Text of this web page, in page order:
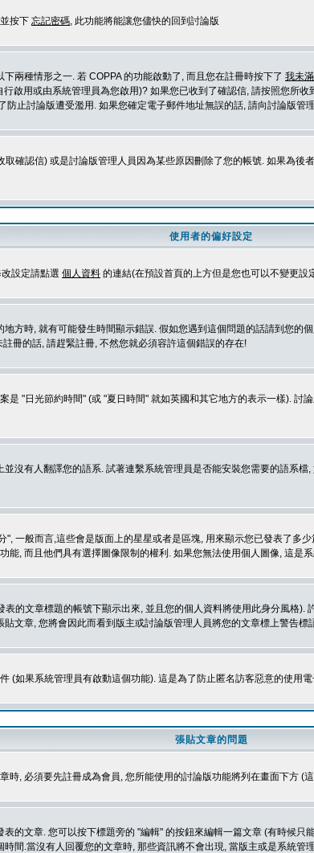
按下 忘記密碼, 此功能將能讓您儘快的回到討論版
兩種情形之一. 若 COPPA 的功能啟動了, 而且您在註冊時按下了 我未
啟用或由系統管理員為您啟用)? 如果您已收到了確認信, 請按照您所
止討論版遭受濫用. 如果您確定電子郵件地址無誤的話, 請向討論版管
確認信) 或是討論版管理人員因為某些原因刪除了您的帳號. 如果為
使用者的偏好設定
設定請點選 個人資料 的連結(在預設首頁的上方但是您也可以不變更設
方時, 就有可能發生時間顯示錯誤. 假如您遇到這個問題的話請到您
冊的話, 請趕緊註冊, 不然您就必須容許這個錯誤的存在!
"日光節約時間" (或 "夏日時間" 就如英國和其它地方的表示一樣).
沒有人翻譯您的語系. 試著連繫系統管理員是否能安裝您需要的語系
一般而言,這些會是版面上的星星或者是區塊, 用來顯示您已發表了多
能, 而且他們具有選擇圖像限制的權利. 如果您無法使用個人圖像, 這
的文章標題的帳號下顯示出來, 並且您的個人資料將使用此身分風格
文章, 您將會因此而看到版主或討論版管理人員將您的文章標上警告標
(如果系統管理員有啟動這個功能). 這是為了防止匿名訪客惡意的使用
張貼文章的問題
, 必須要先註冊成為會員, 您所能使用的討論版功能將列在畫面下方 (
的文章. 您可以按下標題旁的 "編輯" 的按鈕來編輯一篇文章 (有時候
間.當沒有人回覆您的文章時, 那些資訊將不會出現, 當版主或是系統